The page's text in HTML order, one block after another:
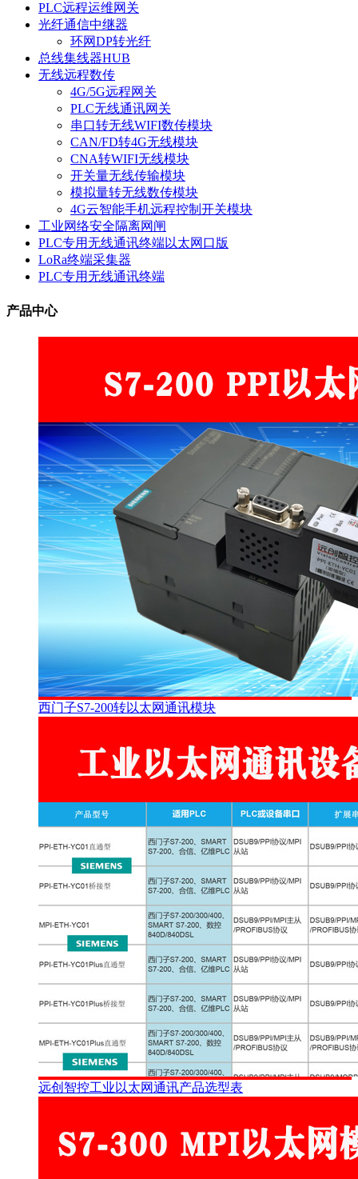
PLC远程运维网关
光纤通信中继器
环网DP转光纤
总线集线器HUB
无线远程数传
4G/5G远程网关
PLC无线通讯网关
串口转无线WIFI数传模块
CAN/FD转4G无线模块
CNA转WIFI无线模块
开关量无线传输模块
模拟量转无线数传模块
4G云智能手机远程控制开关模块
工业网络安全隔离网闸
PLC专用无线通讯终端以太网口版
LoRa终端采集器
PLC专用无线通讯终端
产品中心
西门子S7-200转以太网通讯模块
远创智控工业以太网通讯产品选型表